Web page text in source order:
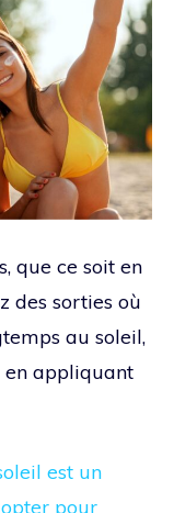
que ce soit en
des sorties où
au soleil,
appliquant
est un
pour